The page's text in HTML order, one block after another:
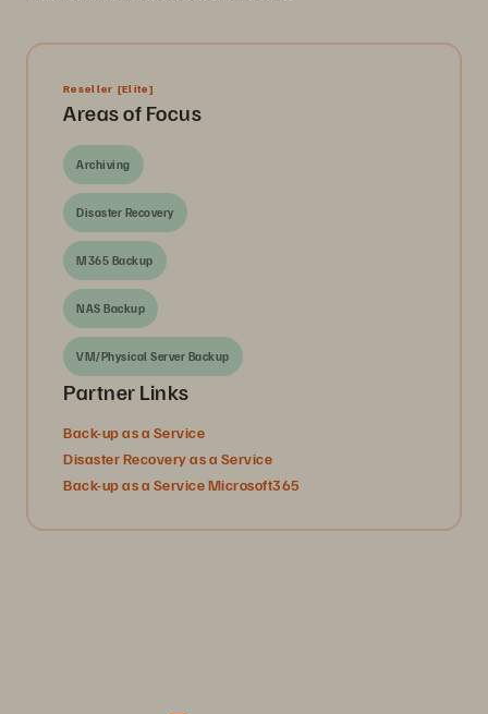
Reseller [Elite]
Areas of Focus
Archiving
Disaster Recovery
M365 Backup
NAS Backup
VM/Physical Server Backup
Partner Links
Back-up as a Service
Disaster Recovery as a Service
Back-up as a Service Microsoft365